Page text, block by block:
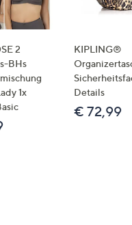
2
BHs
1x
KIPLING®
Details
€ 72,99